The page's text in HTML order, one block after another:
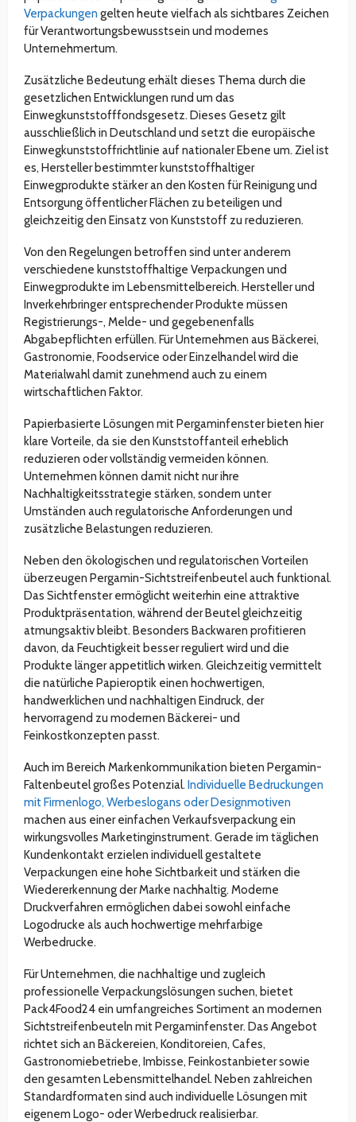
Verpackungen gelten heute vielfach als sichtbares Zeichen
für Verantwortungsbewusstsein und modernes
Unternehmertum.
Zusätzliche Bedeutung erhält dieses Thema durch die
gesetzlichen Entwicklungen rund um das
Einwegkunststofffondsgesetz. Dieses Gesetz gilt
ausschließlich in Deutschland und setzt die europäische
Einwegkunststoffrichtlinie auf nationaler Ebene um. Ziel ist
es, Hersteller bestimmter kunststoffhaltiger
Einwegprodukte stärker an den Kosten für Reinigung und
Entsorgung öffentlicher Flächen zu beteiligen und
gleichzeitig den Einsatz von Kunststoff zu reduzieren.
Von den Regelungen betroffen sind unter anderem
verschiedene kunststoffhaltige Verpackungen und
Einwegprodukte im Lebensmittelbereich. Hersteller und
Inverkehrbringer entsprechender Produkte müssen
Registrierungs-, Melde- und gegebenenfalls
Abgabepflichten erfüllen. Für Unternehmen aus Bäckerei,
Gastronomie, Foodservice oder Einzelhandel wird die
Materialwahl damit zunehmend auch zu einem
wirtschaftlichen Faktor.
Papierbasierte Lösungen mit Pergaminfenster bieten hier
klare Vorteile, da sie den Kunststoffanteil erheblich
reduzieren oder vollständig vermeiden können.
Unternehmen können damit nicht nur ihre
Nachhaltigkeitsstrategie stärken, sondern unter
Umständen auch regulatorische Anforderungen und
zusätzliche Belastungen reduzieren.
Neben den ökologischen und regulatorischen Vorteilen
überzeugen Pergamin-Sichtstreifenbeutel auch funktional.
Das Sichtfenster ermöglicht weiterhin eine attraktive
Produktpräsentation, während der Beutel gleichzeitig
atmungsaktiv bleibt. Besonders Backwaren profitieren
davon, da Feuchtigkeit besser reguliert wird und die
Produkte länger appetitlich wirken. Gleichzeitig vermittelt
die natürliche Papieroptik einen hochwertigen,
handwerklichen und nachhaltigen Eindruck, der
hervorragend zu modernen Bäckerei- und
Feinkostkonzepten passt.
Auch im Bereich Markenkommunikation bieten Pergamin-
Faltenbeutel großes Potenzial. Individuelle Bedruckungen
mit Firmenlogo, Werbeslogans oder Designmotiven
machen aus einer einfachen Verkaufsverpackung ein
wirkungsvolles Marketinginstrument. Gerade im täglichen
Kundenkontakt erzielen individuell gestaltete
Verpackungen eine hohe Sichtbarkeit und stärken die
Wiedererkennung der Marke nachhaltig. Moderne
Druckverfahren ermöglichen dabei sowohl einfache
Logodrucke als auch hochwertige mehrfarbige
Werbedrucke.
Für Unternehmen, die nachhaltige und zugleich
professionelle Verpackungslösungen suchen, bietet
Pack4Food24 ein umfangreiches Sortiment an modernen
Sichtstreifenbeuteln mit Pergaminfenster. Das Angebot
richtet sich an Bäckereien, Konditoreien, Cafes,
Gastronomiebetriebe, Imbisse, Feinkostanbieter sowie
den gesamten Lebensmittelhandel. Neben zahlreichen
Standardformaten sind auch individuelle Lösungen mit
eigenem Logo- oder Werbedruck realisierbar.